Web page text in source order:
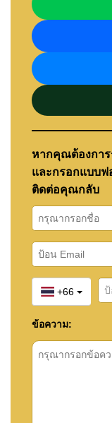
หากคุณต้องการ
และกรอกแบบฟ
ติดต่อคุณกลับ
+66
ข้อความ: